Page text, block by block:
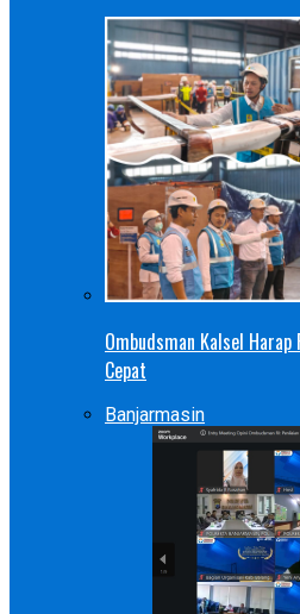
Ombudsman Kalsel Harap
Cepat
Banjarmasin